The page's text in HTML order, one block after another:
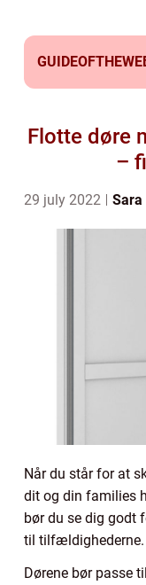
Flotte døre
–
29 july 2022 Sara
Når du står for at
dit og din families
bør du se dig godt
til tilfældighederne.
Dørene bør passe